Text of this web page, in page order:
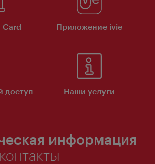
Card Приложение ivie
доступ Наши услуги
информация